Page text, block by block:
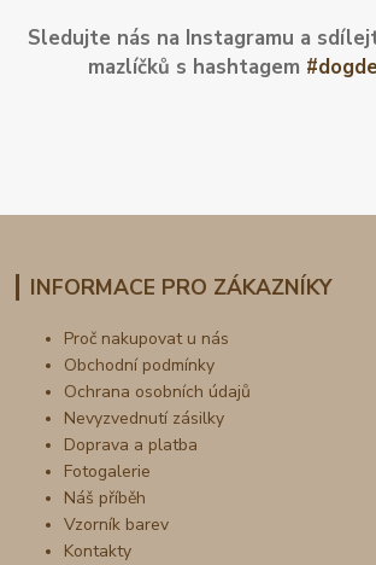
Sledujte nás na Instagramu a
mazlíčků s hashtagem
INFORMACE PRO ZÁKAZNÍKY
Proč nakupovat u nás
Obchodní podmínky
Ochrana osobních údajů
Nevyzvednutí zásilky
Doprava a platba
Fotogalerie
Náš příběh
Vzorník barev
Kontakty